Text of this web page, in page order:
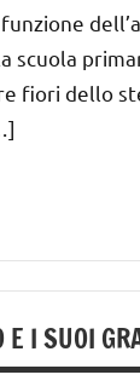
scuola
fiori dello
E I SUOI